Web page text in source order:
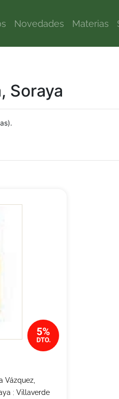
Novedades Materias
Soraya
Vázquez,
; Villaverde